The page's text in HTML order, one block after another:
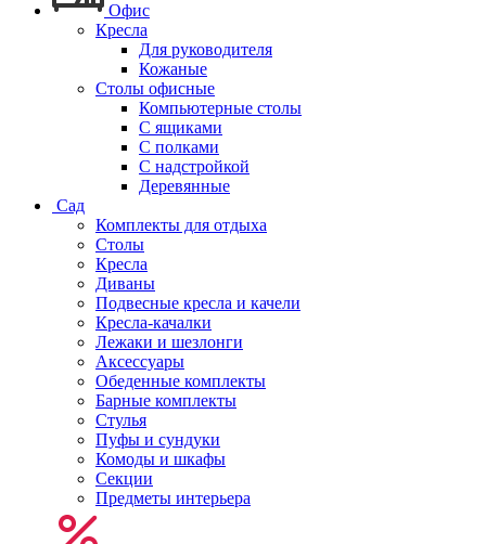
Офис
Кресла
Для руководителя
Кожаные
Столы офисные
Компьютерные столы
С ящиками
С полками
С надстройкой
Деревянные
Сад
Комплекты для отдыха
Столы
Кресла
Диваны
Подвесные кресла и качели
Кресла-качалки
Лежаки и шезлонги
Аксессуары
Обеденные комплекты
Барные комплекты
Стулья
Пуфы и сундуки
Комоды и шкафы
Секции
Предметы интерьера